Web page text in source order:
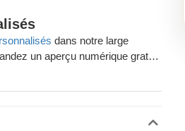
dans notre large
un aperçu numérique gratuit
commande.